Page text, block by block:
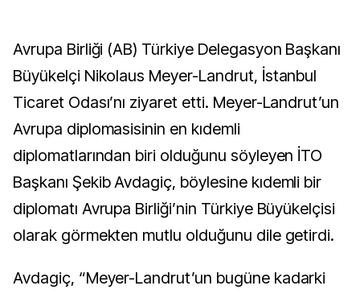
Avrupa Birliği (AB) Türkiye Delegasyon Başkanı
Büyükelçi Nikolaus Meyer-Landrut, İstanbul
Ticaret Odası’nı ziyaret etti. Meyer-Landrut’un
Avrupa diplomasisinin en kıdemli
diplomatlarından biri olduğunu söyleyen İTO
Başkanı Şekib Avdagiç, böylesine kıdemli bir
diplomatı Avrupa Birliği’nin Türkiye Büyükelçisi
olarak görmekten mutlu olduğunu dile getirdi.
Avdagiç, “Meyer-Landrut’un bugüne kadarki